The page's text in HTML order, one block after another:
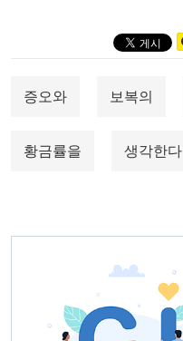
증오와 보복의
황금률을 생각한다